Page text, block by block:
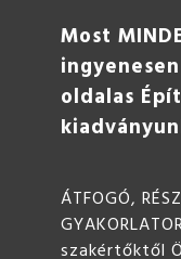
Most
oldalas
ÁTFOGÓ,
szakértőktől